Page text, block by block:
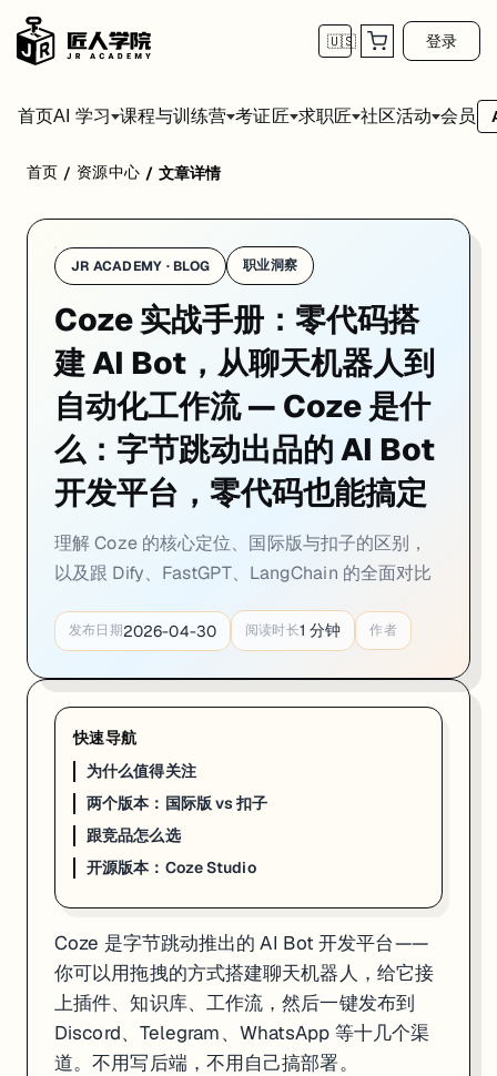
🇺🇸 登录
首页AI 学习 课程与训练营 考证匠 求职匠 社区活动 会员
Coze 是字节跳动推出的 AI Bot 开发平台——你可以用拖拽的方式搭建
为什么值得关注
首页 / 资源中心 / 文章详情
JR ACADEMY · BLOG 职业洞察
Coze 实战手册：零代码搭
建 AI Bot，从聊天机器人到
自动化工作流 — Coze 是什
么：字节跳动出品的 AI Bot
开发平台，零代码也能搞定
理解 Coze 的核心定位、国际版与扣子的区别，
以及跟 Dify、FastGPT、LangChain 的全面对比
发布日期2026-04-30 阅读时长1 分钟 作者
快速导航
为什么值得关注
两个版本：国际版 vs 扣子
跟竞品怎么选
开源版本：Coze Studio
Coze 是字节跳动推出的 AI Bot 开发平台——
你可以用拖拽的方式搭建聊天机器人，给它接
上插件、知识库、工作流，然后一键发布到
Discord、Telegram、WhatsApp 等十几个渠
道。不用写后端，不用自己搞部署。